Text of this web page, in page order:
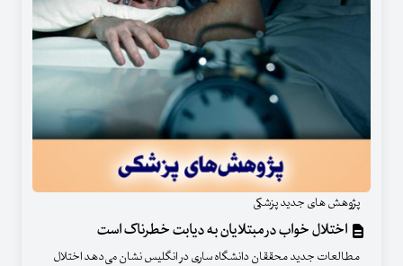
پژوهش های جدید پزشکی
اختلال خواب در مبتلایان به دیابت خطرناک است
مطالعات جدید محققان دانشگاه ساری در انگلیس نشان می‌دهد اختلال